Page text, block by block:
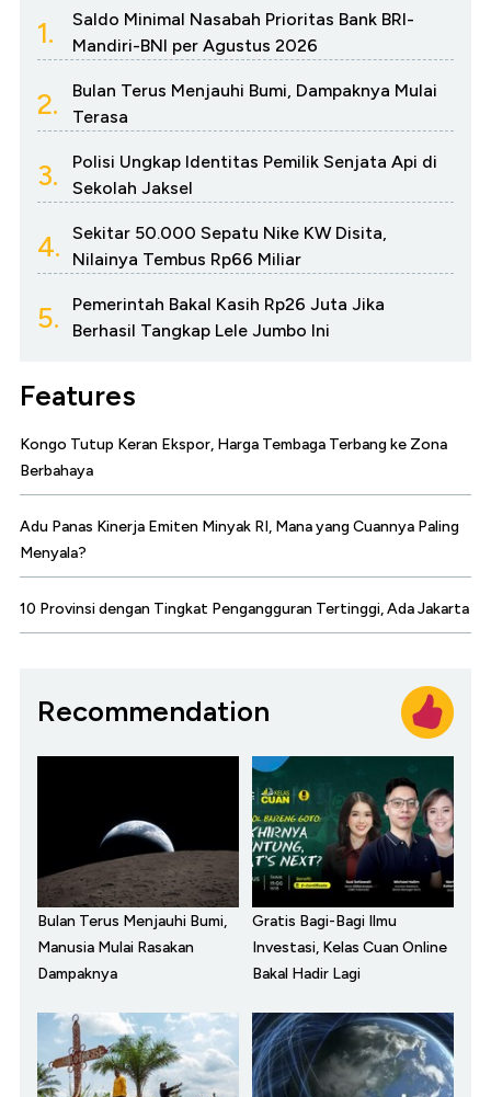
1.
Saldo Minimal Nasabah Prioritas Bank BRI-
Mandiri-BNI per Agustus 2026
2.
Bulan Terus Menjauhi Bumi, Dampaknya Mulai
Terasa
3.
Polisi Ungkap Identitas Pemilik Senjata Api di
Sekolah Jaksel
4.
Sekitar 50.000 Sepatu Nike KW Disita,
Nilainya Tembus Rp66 Miliar
5.
Pemerintah Bakal Kasih Rp26 Juta Jika
Berhasil Tangkap Lele Jumbo Ini
Features
Kongo Tutup Keran Ekspor, Harga Tembaga Terbang ke Zona
Berbahaya
Adu Panas Kinerja Emiten Minyak RI, Mana yang Cuannya Paling
Menyala?
10 Provinsi dengan Tingkat Pengangguran Tertinggi, Ada Jakarta
Recommendation
Bulan Terus Menjauhi Bumi,
Manusia Mulai Rasakan
Dampaknya
Gratis Bagi-Bagi Ilmu
Investasi, Kelas Cuan Online
Bakal Hadir Lagi